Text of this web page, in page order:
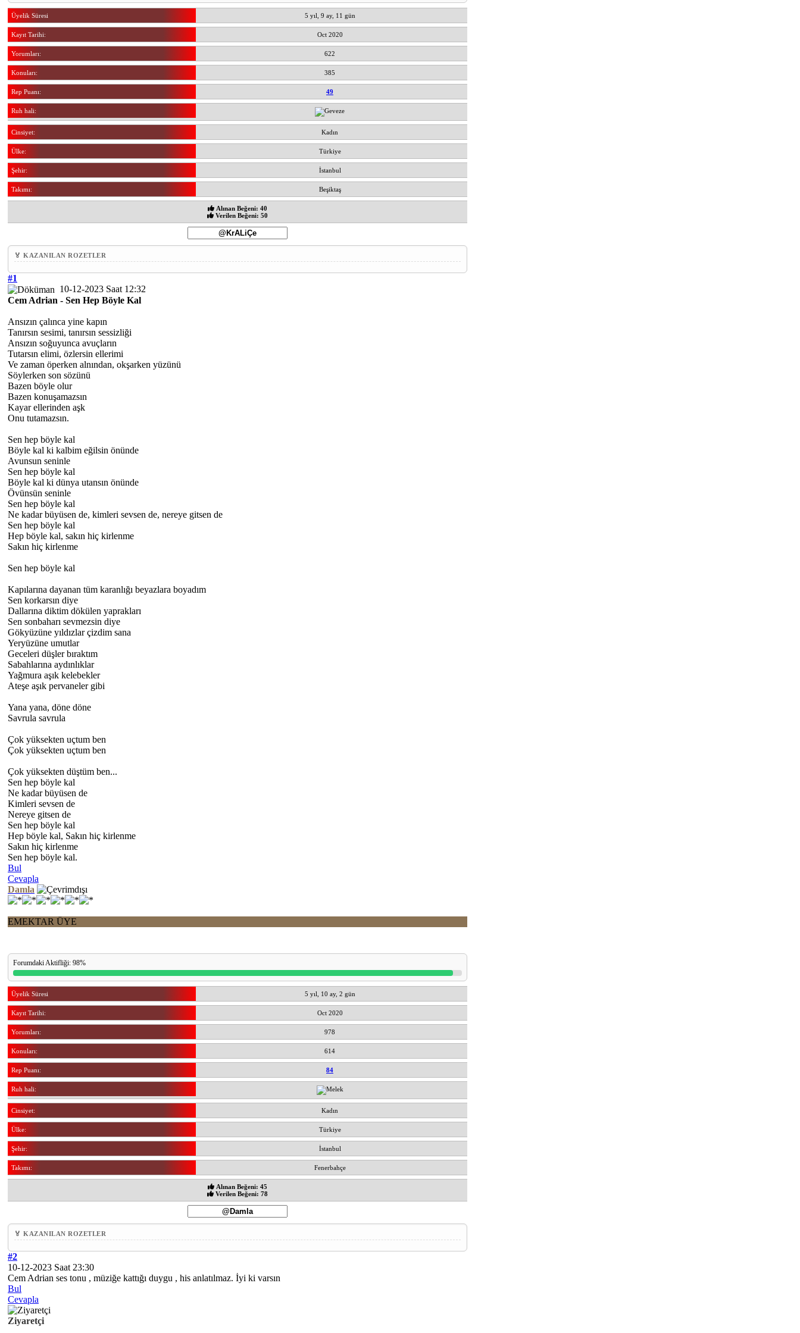
Üyelik Süresi 5 yıl, 9 ay, 11 gün
Kayıt Tarihi: Oct 2020
Yorumları: 622
Konuları: 385
Rep Puanı: 49
Ruh hali:
Cinsiyet: Kadın
Ülke: Türkiye
Şehir: İstanbul
Takımı: Beşiktaş
Alınan Beğeni: 40
Verilen Beğeni: 50
🏅 KAZANILAN ROZETLER
#1
10-12-2023 Saat 12:32
Cem Adrian - Sen Hep Böyle Kal
Ansızın çalınca yine kapın
Tanırsın sesimi, tanırsın sessizliği
Ansızın soğuyunca avuçların
Tutarsın elimi, özlersin ellerimi
Ve zaman öperken alnından, okşarken yüzünü
Söylerken son sözünü
Bazen böyle olur
Bazen konuşamazsın
Kayar ellerinden aşk
Onu tutamazsın.
Sen hep böyle kal
Böyle kal ki kalbim eğilsin önünde
Avunsun seninle
Sen hep böyle kal
Böyle kal ki dünya utansın önünde
Övünsün seninle
Sen hep böyle kal
Ne kadar büyüsen de, kimleri sevsen de, nereye gitsen de
Sen hep böyle kal
Hep böyle kal, sakın hiç kirlenme
Sakın hiç kirlenme
Sen hep böyle kal
Kapılarına dayanan tüm karanlığı beyazlara boyadım
Sen korkarsın diye
Dallarına diktim dökülen yaprakları
Sen sonbaharı sevmezsin diye
Gökyüzüne yıldızlar çizdim sana
Yeryüzüne umutlar
Geceleri düşler bıraktım
Sabahlarına aydınlıklar
Yağmura aşık kelebekler
Ateşe aşık pervaneler gibi
Yana yana, döne döne
Savrula savrula
Çok yüksekten uçtum ben
Çok yüksekten uçtum ben
Çok yüksekten düştüm ben...
Sen hep böyle kal
Ne kadar büyüsen de
Kimleri sevsen de
Nereye gitsen de
Sen hep böyle kal
Hep böyle kal, Sakın hiç kirlenme
Sakın hiç kirlenme
Sen hep böyle kal.
Bul
Cevapla
Damla
EMEKTAR ÜYE
Forumdaki Aktifliği: 98%
Üyelik Süresi 5 yıl, 10 ay, 2 gün
Kayıt Tarihi: Oct 2020
Yorumları: 978
Konuları: 614
Rep Puanı: 84
Ruh hali:
Cinsiyet: Kadın
Ülke: Türkiye
Şehir: İstanbul
Takımı: Fenerbahçe
Alınan Beğeni: 45
Verilen Beğeni: 78
🏅 KAZANILAN ROZETLER
#2
10-12-2023 Saat 23:30
Cem Adrian ses tonu , müziğe kattığı duygu , his anlatılmaz. İyi ki varsın
Bul
Cevapla
Ziyaretçi